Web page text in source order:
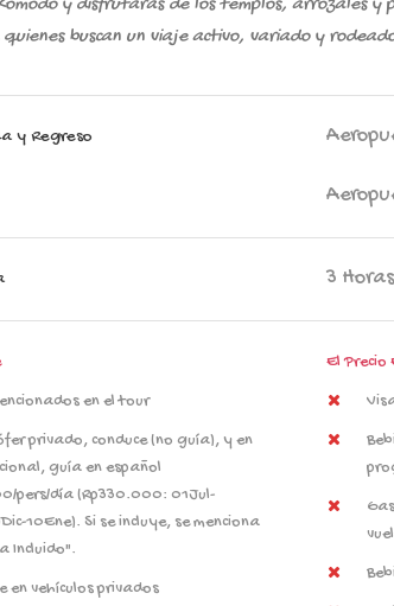
y disfrutarás de los templos, arrozales y
buscan un viaje activo, variado y
y Regreso
3
en el tour
privado, conduce (no guía), y en
guía en español
pers/día (Rp330.000: 01Jul-
10Ene). Si se incluye, se menciona
Incluido".
en vehículos privados
El Precio